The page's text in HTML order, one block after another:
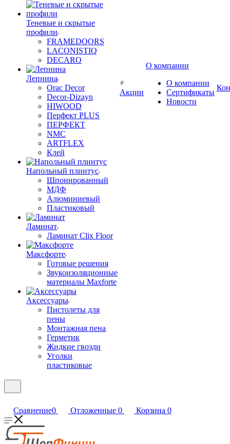
Теневые и скрытые
профили
FRAMEDOORS
LACONISTIQ
DECARO
Лепнина
Orac Decor
Decor-Dizayn
HIWOOD
Перфект PLUS
ПЕРФЕКТ
NMC
ARTFLEX
Клей
Напольный плинтус
Шпонированный
МДФ
Алюминиевый
Пластиковый
Ламинат
Ламинат Clix Floor
Максфорте
Готовые решения
Звукоизоляционные
материалы Maxforte
Аксессуары
Пистолеты для
пены
Монтажная пена
Герметик
Жидкие гвозди
Уголки
пластиковые
Акции
О компании
О компании
Сертификаты
Новости
Сравнение0 Отложенные 0 Корзина 0